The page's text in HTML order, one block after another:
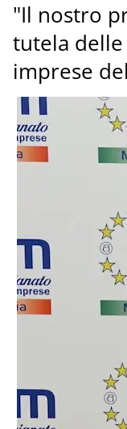
"Il nostro
tutela
imprese